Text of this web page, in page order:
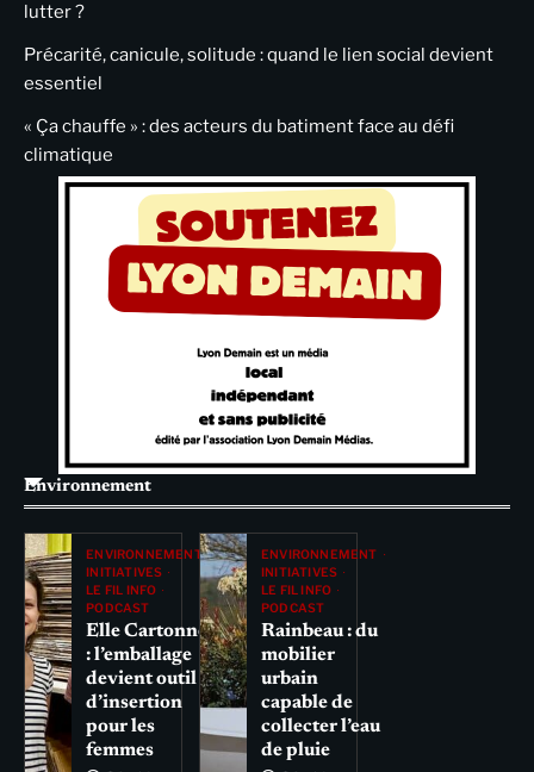
lutter ?
Précarité, canicule, solitude : quand le lien social devient
essentiel
« Ça chauffe » : des acteurs du batiment face au défi
climatique
Environnement
ENVIRONNEMENT
INITIATIVES
LE FIL INFO
PODCAST
Elle Cartonne
: l’emballage
devient outil
d’insertion
pour les
femmes
ENVIRONNEMENT
INITIATIVES
LE FIL INFO
PODCAST
Rainbeau : du
mobilier
urbain
capable de
collecter l’eau
de pluie